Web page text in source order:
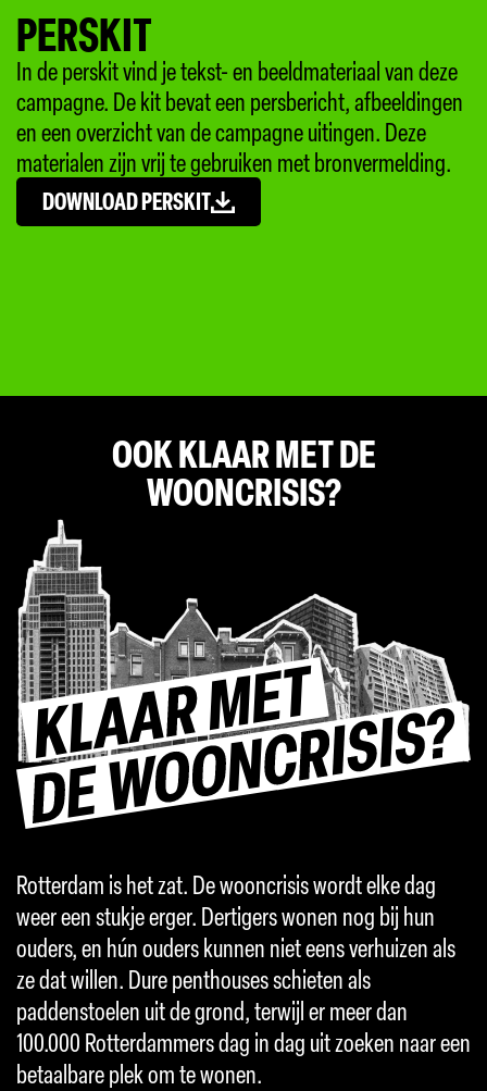
PERSKIT
In de perskit vind je tekst- en beeldmateriaal van deze
campagne. De kit bevat een persbericht, afbeeldingen
en een overzicht van de campagne uitingen. Deze
materialen zijn vrij te gebruiken met bronvermelding.
DOWNLOAD PERSKIT
OOK KLAAR MET DE
WOONCRISIS?
Rotterdam is het zat. De wooncrisis wordt elke dag
weer een stukje erger. Dertigers wonen nog bij hun
ouders, en hún ouders kunnen niet eens verhuizen als
ze dat willen. Dure penthouses schieten als
paddenstoelen uit de grond, terwijl er meer dan
100.000 Rotterdammers dag in dag uit zoeken naar een
betaalbare plek om te wonen.